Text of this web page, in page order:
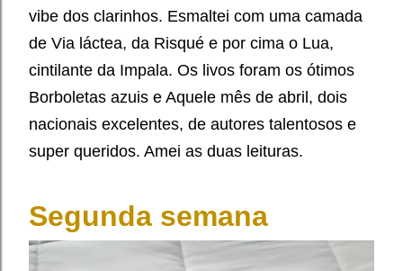
vibe dos clarinhos. Esmaltei com uma camada
de Via láctea, da Risqué e por cima o Lua,
cintilante da Impala. Os livos foram os ótimos
Borboletas azuis e Aquele mês de abril, dois
nacionais excelentes, de autores talentosos e
super queridos. Amei as duas leituras.
Segunda semana